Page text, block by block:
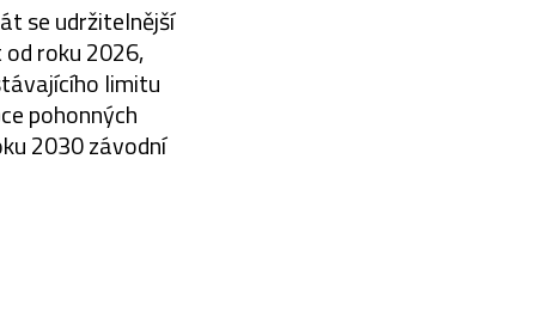
se udržitelnější
roku 2026,
limitu
pohonných
2030 závodní